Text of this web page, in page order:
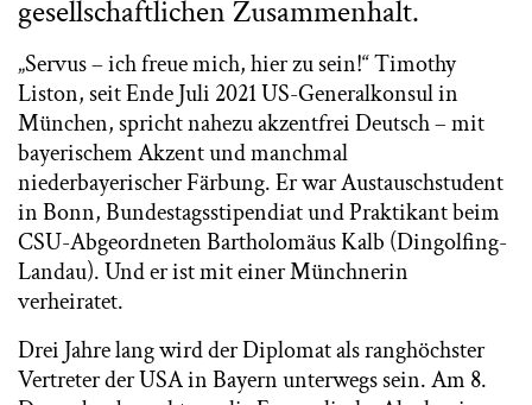
gesellschaftlichen Zusammenhalt.
„Servus – ich freue mich, hier zu sein!“ Timothy
Liston, seit Ende Juli 2021 US-Generalkonsul in
München, spricht nahezu akzentfrei Deutsch – mit
bayerischem Akzent und manchmal
niederbayerischer Färbung. Er war Austauschstudent
in Bonn, Bundestagsstipendiat und Praktikant beim
CSU-Abgeordneten Bartholomäus Kalb (Dingolfing-
Landau). Und er ist mit einer Münchnerin
verheiratet.
Drei Jahre lang wird der Diplomat als ranghöchster
Vertreter der USA in Bayern unterwegs sein. Am 8.